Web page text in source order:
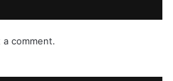
comment.